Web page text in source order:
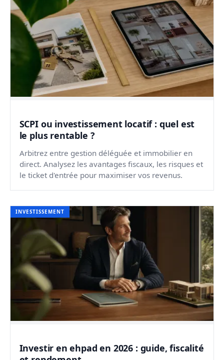
SCPI ou investissement locatif : quel est
le plus rentable ?
Arbitrez entre gestion déléguée et immobilier en
direct. Analysez les avantages fiscaux, les risques et
le ticket d'entrée pour maximiser vos revenus.
INVESTISSEMENT
Investir en ehpad en 2026 : guide, fiscalité